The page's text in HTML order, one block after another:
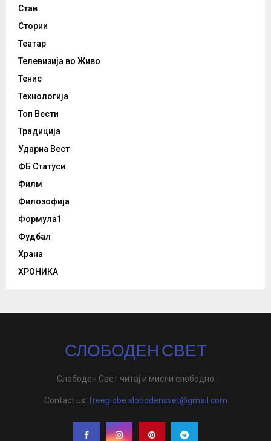
Став
Стории
Театар
Телевизија во Живо
Тенис
Технологија
Топ Вести
Традиција
Ударна Вест
ФБ Статуси
Филм
Филозофија
Формула1
Фудбал
Храна
ХРОНИКА
СЛОБОДЕН СВЕТ
Слободен Свет читај и мисли слободно
Contact us: freeglobe.slobodensvet@gmail.com